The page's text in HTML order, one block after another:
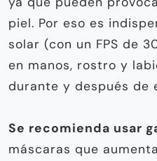
piel. Por eso es
solar (con un FPS de
en manos, rostro y
durante y después de
Se recomienda usar
máscaras que